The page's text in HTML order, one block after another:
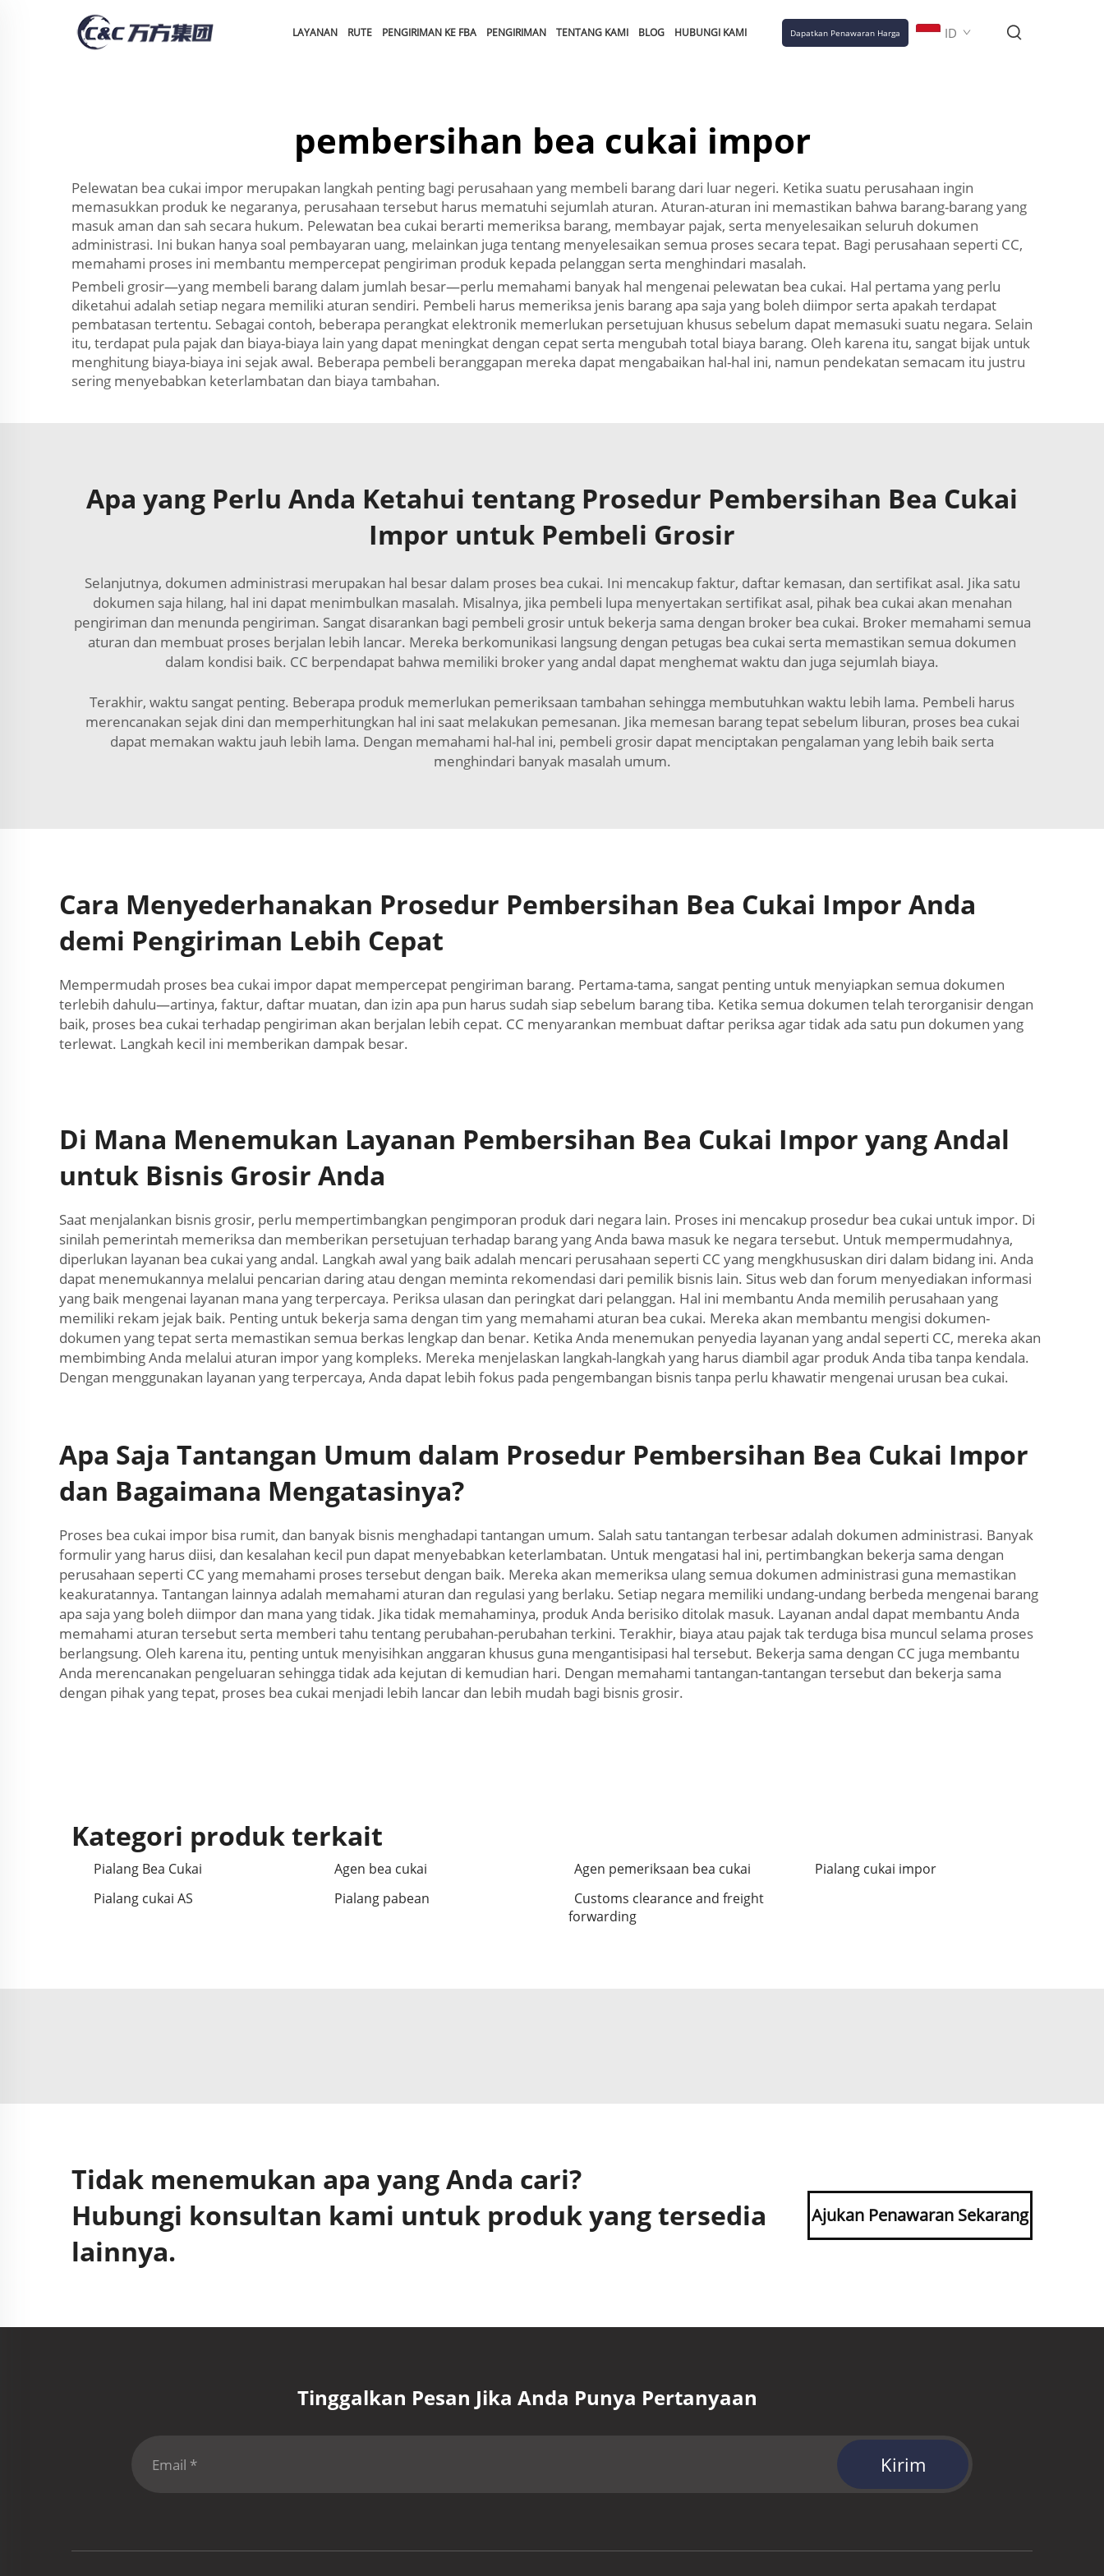
LAYANAN RUTE PENGIRIMAN KE FBA PENGIRIMAN TENTANG KAMI BLOG HUBUNGI KAMI Dapatkan Penawaran Harga ID
pembersihan bea cukai impor
Pelewatan bea cukai impor merupakan langkah penting bagi perusahaan yang membeli barang dari luar negeri. Ketika suatu perusahaan ingin
memasukkan produk ke negaranya, perusahaan tersebut harus mematuhi sejumlah aturan. Aturan-aturan ini memastikan bahwa barang-barang yang
masuk aman dan sah secara hukum. Pelewatan bea cukai berarti memeriksa barang, membayar pajak, serta menyelesaikan seluruh dokumen
administrasi. Ini bukan hanya soal pembayaran uang, melainkan juga tentang menyelesaikan semua proses secara tepat. Bagi perusahaan seperti CC,
memahami proses ini membantu mempercepat pengiriman produk kepada pelanggan serta menghindari masalah.
Pembeli grosir—yang membeli barang dalam jumlah besar—perlu memahami banyak hal mengenai pelewatan bea cukai. Hal pertama yang perlu
diketahui adalah setiap negara memiliki aturan sendiri. Pembeli harus memeriksa jenis barang apa saja yang boleh diimpor serta apakah terdapat
pembatasan tertentu. Sebagai contoh, beberapa perangkat elektronik memerlukan persetujuan khusus sebelum dapat memasuki suatu negara. Selain
itu, terdapat pula pajak dan biaya-biaya lain yang dapat meningkat dengan cepat serta mengubah total biaya barang. Oleh karena itu, sangat bijak untuk
menghitung biaya-biaya ini sejak awal. Beberapa pembeli beranggapan mereka dapat mengabaikan hal-hal ini, namun pendekatan semacam itu justru
sering menyebabkan keterlambatan dan biaya tambahan.
Apa yang Perlu Anda Ketahui tentang Prosedur Pembersihan Bea Cukai
Impor untuk Pembeli Grosir
Selanjutnya, dokumen administrasi merupakan hal besar dalam proses bea cukai. Ini mencakup faktur, daftar kemasan, dan sertifikat asal. Jika satu
dokumen saja hilang, hal ini dapat menimbulkan masalah. Misalnya, jika pembeli lupa menyertakan sertifikat asal, pihak bea cukai akan menahan
pengiriman dan menunda pengiriman. Sangat disarankan bagi pembeli grosir untuk bekerja sama dengan broker bea cukai. Broker memahami semua
aturan dan membuat proses berjalan lebih lancar. Mereka berkomunikasi langsung dengan petugas bea cukai serta memastikan semua dokumen
dalam kondisi baik. CC berpendapat bahwa memiliki broker yang andal dapat menghemat waktu dan juga sejumlah biaya.
Terakhir, waktu sangat penting. Beberapa produk memerlukan pemeriksaan tambahan sehingga membutuhkan waktu lebih lama. Pembeli harus
merencanakan sejak dini dan memperhitungkan hal ini saat melakukan pemesanan. Jika memesan barang tepat sebelum liburan, proses bea cukai
dapat memakan waktu jauh lebih lama. Dengan memahami hal-hal ini, pembeli grosir dapat menciptakan pengalaman yang lebih baik serta
menghindari banyak masalah umum.
Cara Menyederhanakan Prosedur Pembersihan Bea Cukai Impor Anda
demi Pengiriman Lebih Cepat
Mempermudah proses bea cukai impor dapat mempercepat pengiriman barang. Pertama-tama, sangat penting untuk menyiapkan semua dokumen
terlebih dahulu—artinya, faktur, daftar muatan, dan izin apa pun harus sudah siap sebelum barang tiba. Ketika semua dokumen telah terorganisir dengan
baik, proses bea cukai terhadap pengiriman akan berjalan lebih cepat. CC menyarankan membuat daftar periksa agar tidak ada satu pun dokumen yang
terlewat. Langkah kecil ini memberikan dampak besar.
Di Mana Menemukan Layanan Pembersihan Bea Cukai Impor yang Andal
untuk Bisnis Grosir Anda
Saat menjalankan bisnis grosir, perlu mempertimbangkan pengimporan produk dari negara lain. Proses ini mencakup prosedur bea cukai untuk impor. Di
sinilah pemerintah memeriksa dan memberikan persetujuan terhadap barang yang Anda bawa masuk ke negara tersebut. Untuk mempermudahnya,
diperlukan layanan bea cukai yang andal. Langkah awal yang baik adalah mencari perusahaan seperti CC yang mengkhususkan diri dalam bidang ini. Anda
dapat menemukannya melalui pencarian daring atau dengan meminta rekomendasi dari pemilik bisnis lain. Situs web dan forum menyediakan informasi
yang baik mengenai layanan mana yang terpercaya. Periksa ulasan dan peringkat dari pelanggan. Hal ini membantu Anda memilih perusahaan yang
memiliki rekam jejak baik. Penting untuk bekerja sama dengan tim yang memahami aturan bea cukai. Mereka akan membantu mengisi dokumen-
dokumen yang tepat serta memastikan semua berkas lengkap dan benar. Ketika Anda menemukan penyedia layanan yang andal seperti CC, mereka akan
membimbing Anda melalui aturan impor yang kompleks. Mereka menjelaskan langkah-langkah yang harus diambil agar produk Anda tiba tanpa kendala.
Dengan menggunakan layanan yang terpercaya, Anda dapat lebih fokus pada pengembangan bisnis tanpa perlu khawatir mengenai urusan bea cukai.
Apa Saja Tantangan Umum dalam Prosedur Pembersihan Bea Cukai Impor
dan Bagaimana Mengatasinya?
Proses bea cukai impor bisa rumit, dan banyak bisnis menghadapi tantangan umum. Salah satu tantangan terbesar adalah dokumen administrasi. Banyak
formulir yang harus diisi, dan kesalahan kecil pun dapat menyebabkan keterlambatan. Untuk mengatasi hal ini, pertimbangkan bekerja sama dengan
perusahaan seperti CC yang memahami proses tersebut dengan baik. Mereka akan memeriksa ulang semua dokumen administrasi guna memastikan
keakuratannya. Tantangan lainnya adalah memahami aturan dan regulasi yang berlaku. Setiap negara memiliki undang-undang berbeda mengenai barang
apa saja yang boleh diimpor dan mana yang tidak. Jika tidak memahaminya, produk Anda berisiko ditolak masuk. Layanan andal dapat membantu Anda
memahami aturan tersebut serta memberi tahu tentang perubahan-perubahan terkini. Terakhir, biaya atau pajak tak terduga bisa muncul selama proses
berlangsung. Oleh karena itu, penting untuk menyisihkan anggaran khusus guna mengantisipasi hal tersebut. Bekerja sama dengan CC juga membantu
Anda merencanakan pengeluaran sehingga tidak ada kejutan di kemudian hari. Dengan memahami tantangan-tantangan tersebut dan bekerja sama
dengan pihak yang tepat, proses bea cukai menjadi lebih lancar dan lebih mudah bagi bisnis grosir.
Kategori produk terkait
Pialang Bea Cukai Agen bea cukai Agen pemeriksaan bea cukai
Pialang cukai impor
Pialang cukai AS
Pialang pabean
Customs clearance and freight
forwarding
Tidak menemukan apa yang Anda cari?
Hubungi konsultan kami untuk produk yang tersedia
lainnya.
Ajukan Penawaran Sekarang
Tinggalkan Pesan Jika Anda Punya Pertanyaan
Kirim